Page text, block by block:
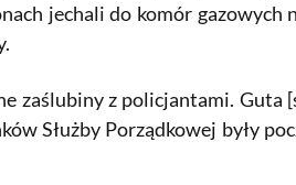
jechali do komór gazowych
zaślubiny z policjantami. Guta
Służby Porządkowej były